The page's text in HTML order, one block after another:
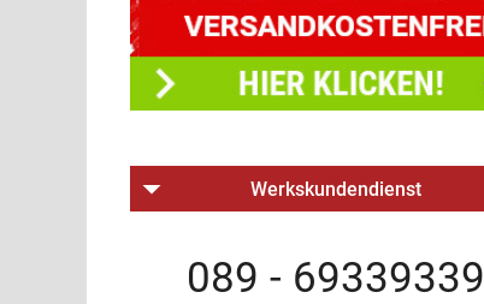
Werkskundendienst
089 - 69339339